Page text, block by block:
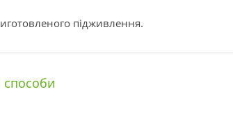
підживлення.
способи